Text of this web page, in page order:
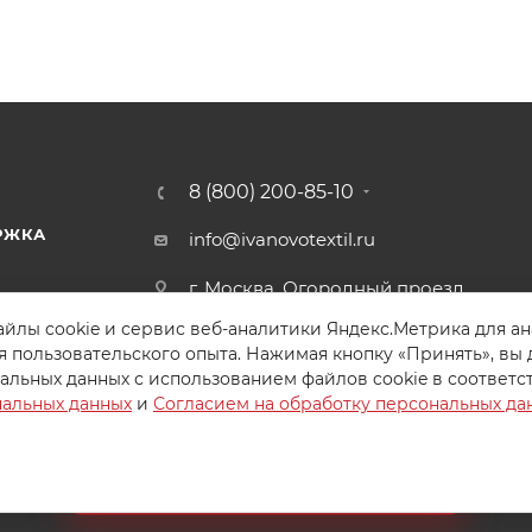
8 (800) 200-85-10
info@ivanovotextil.ru
г. Москва, Огородный проезд,
cookie и сервис веб-аналитики Яндекс.Метрика для
пользовательского опыта. Нажимая кнопку «Принять», вы
данных с использованием файлов cookie в
данных и Согласием на обработку персональных